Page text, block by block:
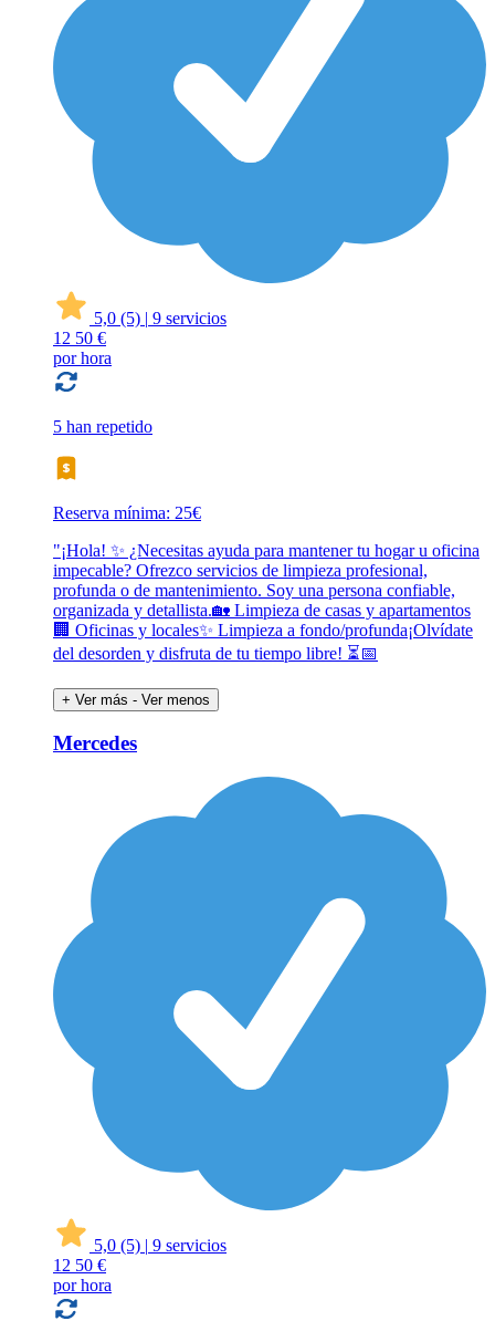
5,0 (5) | 9 servicios
12 50 €
por hora
5 han repetido
Reserva mínima: 25€
"¡Hola! ✨ ¿Necesitas ayuda para mantener tu hogar u oficina
impecable? Ofrezco servicios de limpieza profesional,
profunda o de mantenimiento. Soy una persona confiable,
organizada y detallista.🏡 Limpieza de casas y apartamentos
🏢 Oficinas y locales✨ Limpieza a fondo/profunda¡Olvídate
del desorden y disfruta de tu tiempo libre! ⏳📅
+ Ver más - Ver menos
Mercedes
5,0 (5) | 9 servicios
12 50 €
por hora